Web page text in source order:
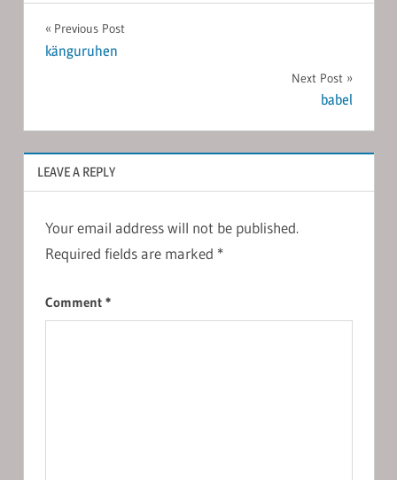
Post
navigation
Previous Post
känguruhen
Next Post
babel
LEAVE A REPLY
Your email address will not be published.
Required fields are marked *
Comment *